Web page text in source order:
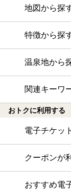
地図から探
特徴から探
温泉地から
関連キーワ
おトクに利用する
電子チケッ
クーポンが
おすすめ電